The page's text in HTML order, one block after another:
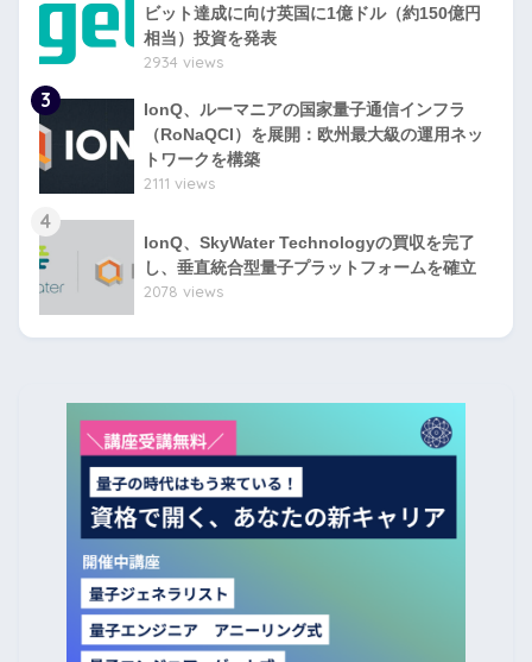
ビット達成に向け英国に1億ドル（約150億円
相当）投資を発表
2934 views
3
IonQ、ルーマニアの国家量子通信インフラ
（RoNaQCI）を展開：欧州最大級の運用ネッ
トワークを構築
2111 views
4
IonQ、SkyWater Technologyの買収を完了
し、垂直統合型量子プラットフォームを確立
2078 views